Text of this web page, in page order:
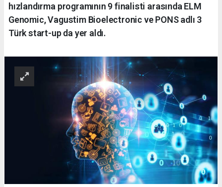
hızlandırma programının 9 finalisti arasında ELM
Genomic, Vagustim Bioelectronic ve PONS adlı 3
Türk start-up da yer aldı.